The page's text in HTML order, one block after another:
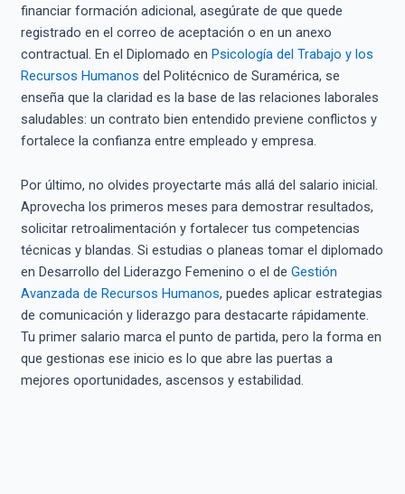
financiar formación adicional, asegúrate de que quede
registrado en el correo de aceptación o en un anexo
contractual. En el Diplomado en Psicología del Trabajo y los
Recursos Humanos del Politécnico de Suramérica, se
enseña que la claridad es la base de las relaciones laborales
saludables: un contrato bien entendido previene conflictos y
fortalece la confianza entre empleado y empresa.
Por último, no olvides proyectarte más allá del salario inicial.
Aprovecha los primeros meses para demostrar resultados,
solicitar retroalimentación y fortalecer tus competencias
técnicas y blandas. Si estudias o planeas tomar el diplomado
en Desarrollo del Liderazgo Femenino o el de Gestión
Avanzada de Recursos Humanos, puedes aplicar estrategias
de comunicación y liderazgo para destacarte rápidamente.
Tu primer salario marca el punto de partida, pero la forma en
que gestionas ese inicio es lo que abre las puertas a
mejores oportunidades, ascensos y estabilidad.